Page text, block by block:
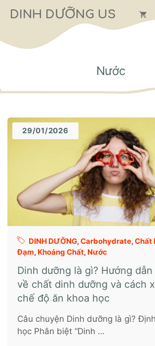
đến
dung
DINH DƯỠNG US
Nước
29/01/2026
DINH DƯỠNG,Carbohydrate,Chất
Đạm, Khoáng Chất, Nước
Dinh dưỡng là gì? Hướng
về chất dinh dưỡng và cách
chế độ ăn khoa học
Câu chuyện Dinh dưỡng là gì?
học Phân biệt “Dinh …